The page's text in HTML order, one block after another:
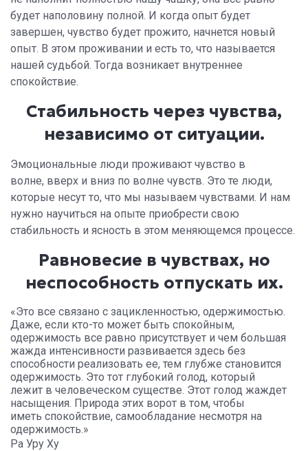
будет наполовину полной. И когда опыт будет
завершен, чувство будет прожито, начнется новый
опыт. В этом проживании и есть то, что называется
нашей судьбой. Тогда возникает внутреннее
спокойствие.
Стабильность через чувства,
независимо от ситуации.
Эмоциональные люди проживают чувство в
волне, вверх и вниз по волне чувств. Это те люди,
которые несут то, что мы называем чувствами. И нам
нужно научиться на опыте приобрести свою
стабильность и ясность в этом меняющемся процессе.
Равновесие в чувствах, но
неспособность отпускать их.
«Это все связано с зацикленностью, одержимостью.
Даже, если кто-то может быть спокойным,
одержимость все равно присутствует и чем большая
жажда интенсивности развивается здесь без
способности реализовать ее, тем глубже становится
одержимость. Это тот глубокий голод, который
лежит в человеческом существе. Этот голод жаждет
насыщения. Природа этих ворот в том, чтобы
иметь спокойствие, самообладание несмотря на
одержимость.»
Ра Уру Ху